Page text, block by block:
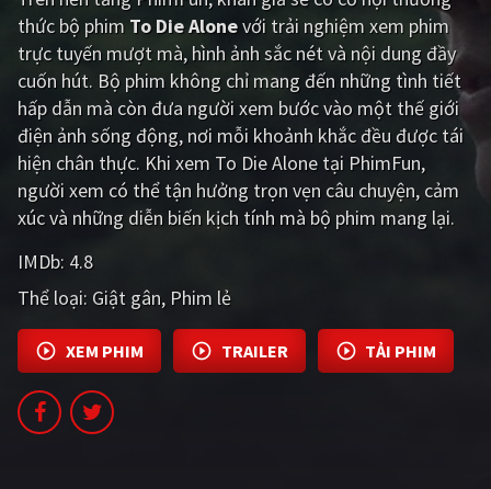
Tình cảm - Lãng mạn Kỳ ảo
Giật gân Gia đình
Bí ẩn Lịch sử
Viễn Tây Tiểu sử
GameShow DramaTV
QUỐC GIA
Hàn Quốc Nhật Bản
Ấn Độ
thức bộ phim To Die Alonevới trải nghiệm xem phim
trực tuyến mượt mà, hình ảnh sắc nét và nội dung đầy
cuốn hút. Bộ phim không chỉ mang đến những tình tiết
hấp dẫn mà còn đưa người xem bước vào một thế giới
điện ảnh sống động, nơi mỗi khoảnh khắc đều được tái
hiện chân thực. Khi xem To Die Alone tại PhimFun,
người xem có thể tận hưởng trọn vẹn câu chuyện, cảm
xúc và những diễn biến kịch tính mà bộ phim mang lại.
IMDb: 4.8
Thể loại: Giật gân Phim lẻ
XEM PHIM TRAILER TẢI PHIM